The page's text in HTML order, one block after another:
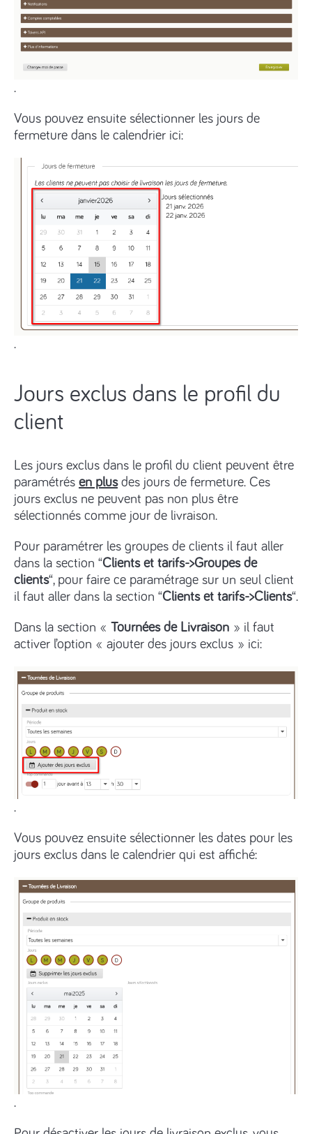
.
Vous pouvez ensuite sélectionner les jours de
fermeture dans le calendrier ici:
.
Jours exclus dans le profil du
client
Les jours exclus dans le profil du client peuvent être
paramétrés en plusdes jours de fermeture. Ces
jours exclus ne peuvent pas non plus être
sélectionnés comme jour de livraison.
Pour paramétrer les groupes de clients il faut aller
dans la section “Clients et tarifs->Groupes de
clients“, pour faire ce paramétrage sur un seul client
il faut aller dans la section “Clients et tarifs->Clients“.
Dans la section « Tournées de Livraison » il faut
activer l’option « ajouter des jours exclus » ici:
.
Vous pouvez ensuite sélectionner les dates pour les
jours exclus dans le calendrier qui est affiché:
.